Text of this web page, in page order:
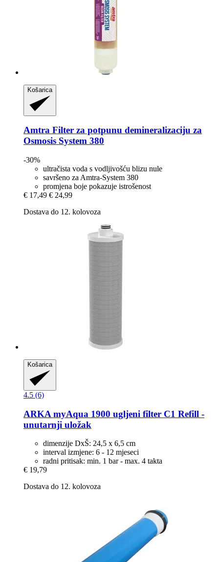
Košarica
Amtra Filter za potpunu demineralizaciju za
Osmosis System 380
-30%
ultračista voda s vodljivošću blizu nule
savršeno za Amtra-System 380
promjena boje pokazuje istrošenost
€ 17,49 € 24,99
Dostava do 12. kolovoza
Košarica
4.5 (6)
ARKA myAqua 1900 ugljeni filter C1 Refill -​
unutarnji uložak
dimenzije DxŠ: 24,5 x 6,5 cm
interval izmjene: 6 - 12 mjeseci
radni pritisak: min. 1 bar - max. 4 takta
€ 19,79
Dostava do 12. kolovoza